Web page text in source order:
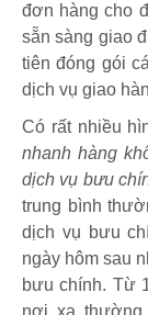
đơn hàng cho
sẵn sàng giao
tiên đóng gói
dịch vụ giao
Có rất nhiều
nhanh hàng
dịch vụ bưu
trung bình
dịch vụ bưu
ngày hôm sau
bưu chính. Từ